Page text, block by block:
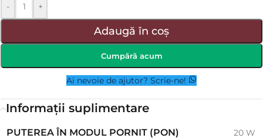
- +
Adaugă în coș
Cumpără acum
Ai nevoie de ajutor? Scrie-ne!
Informații suplimentare
PUTEREA ÎN MODUL PORNIT (PON) 20 W